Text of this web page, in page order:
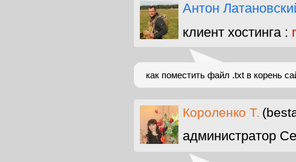
Антон
клиент хостинга :
как поместить файл .txt в корень
Короленко Т.
администратор